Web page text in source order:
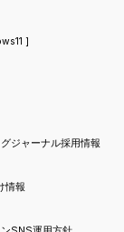
]
ジャーナル採用情報
情報